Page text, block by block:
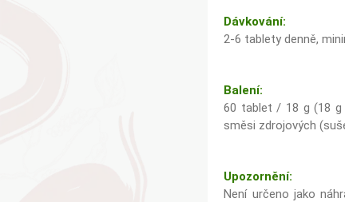
Dávkování:
2-6 tablety denně,
Balení:
60 tablet / 18 g (18 g
směsi zdrojových
Upozornění:
Není určeno jako